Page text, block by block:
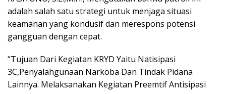
adalah salah satu strategi untuk menjaga situasi
keamanan yang kondusif dan merespons potensi
gangguan dengan cepat.
“Tujuan Dari Kegiatan KRYD Yaitu Natisipasi
3C,Penyalahgunaan Narkoba Dan Tindak Pidana
Lainnya. Melaksanakan Kegiatan Preemtif Antisipasi